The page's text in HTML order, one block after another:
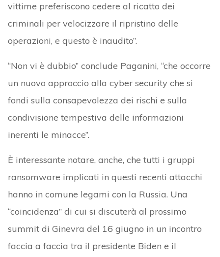
vittime preferiscono cedere al ricatto dei
criminali per velocizzare il ripristino delle
operazioni, e questo è inaudito”.
“Non vi è dubbio” conclude Paganini, “che occorre
un nuovo approccio alla cyber security che si
fondi sulla consapevolezza dei rischi e sulla
condivisione tempestiva delle informazioni
inerenti le minacce”.
È interessante notare, anche, che tutti i gruppi
ransomware implicati in questi recenti attacchi
hanno in comune legami con la Russia. Una
“coincidenza” di cui si discuterà al prossimo
summit di Ginevra del 16 giugno in un incontro
faccia a faccia tra il presidente Biden e il